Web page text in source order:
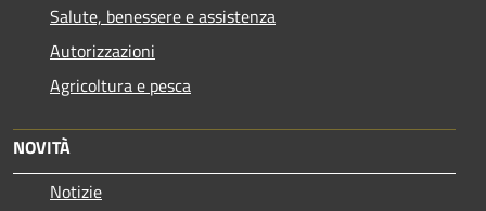
Salute, benessere e assistenza
Autorizzazioni
Agricoltura e pesca
NOVITÀ
Notizie